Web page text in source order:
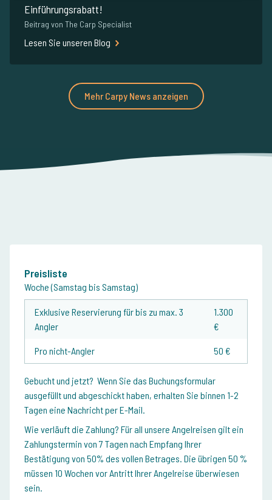
Einführungsrabatt!
Beitrag von The Carp Specialist
Lesen Sie unseren Blog
Mehr Carpy News anzeigen
Preisliste
Woche (Samstag bis Samstag)
Exklusive Reservierung für bis zu max. 3
Angler
1.300
€
Pro nicht-Angler 50 €
Gebucht und jetzt? Wenn Sie das Buchungsformular
ausgefüllt und abgeschickt haben, erhalten Sie binnen 1-2
Tagen eine Nachricht per E-Mail.
Wie verläuft die Zahlung? Für all unsere Angelreisen gilt ein
Zahlungstermin von 7 Tagen nach Empfang Ihrer
Bestätigung von 50% des vollen Betrages. Die übrigen 50 %
müssen 10 Wochen vor Antritt Ihrer Angelreise überwiesen
sein.